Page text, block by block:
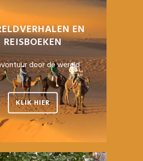
EN
REISBOEKEN
door de wereld
KLIK HIER